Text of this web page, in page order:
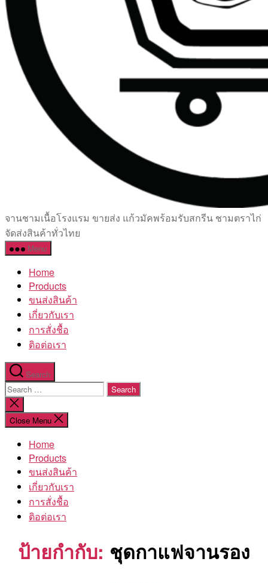
เซรามิค
ครบ
ครัน
โรงงาน
จานชามเนื้อโรงแรม ขายส่ง แก้วมัคพร้อมรับสกรีน ชามตราไก่
จัดส่งสินค้าทั่วไทย
Menu
Home
Products
ขนส่งสินค้า
เกี่ยวกับเรา
การสั่งชื้อ
ติอต่อเรา
Search
Search
for:
Close
search
Close Menu
Home
Products
ขนส่งสินค้า
เกี่ยวกับเรา
การสั่งชื้อ
ติอต่อเรา
ป้ายกำกับ: ชุดกาแฟจานรอง